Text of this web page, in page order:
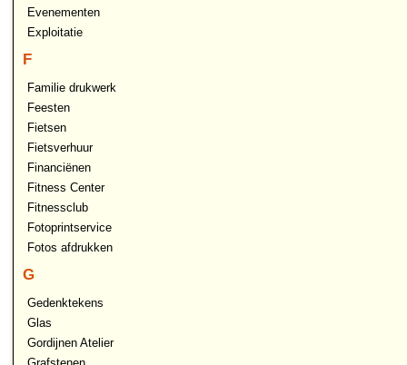
Evenementen
Exploitatie
F
Familie drukwerk
Feesten
Fietsen
Fietsverhuur
Financiënen
Fitness Center
Fitnessclub
Fotoprintservice
Fotos afdrukken
G
Gedenktekens
Glas
Gordijnen Atelier